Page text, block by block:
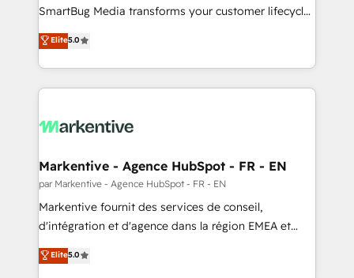
SmartBug Media transforms your customer lifecycle
into a revenue engine. Our unified ecosystem
includes specialized divisions Globalia (AI &
Software) and Point Success Media (Paid Media),
making this the official home for all three brands. 🔄
and system integrations powered by Globalia’s
trainers to drive platform adoption. 📈 Revenue
Generation - Full-funnel marketing and high-
performance advertising via Point Success Media. -
Expert deployment of Breeze AI and custom agents
accreditations and deep HIPAA-compliance
Elite5.0
Markentive - Agence HubSpot - FR - EN
par Markentive - Agence HubSpot - FR - EN
Markentive fournit des services de conseil,
d'intégration et d'agence dans la région EMEA et
North America. Avec plus de 115 experts en
marketing automation, Growth, Revops, CRM et
Elite5.0